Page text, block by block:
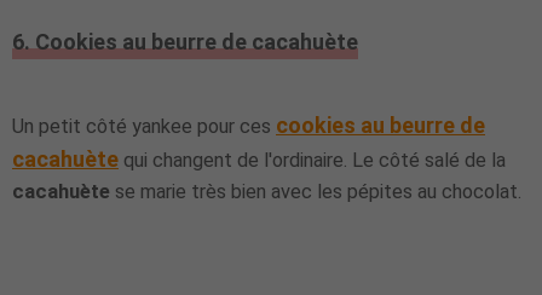
6. Cookies au beurre de cacahuète
Un petit côté yankee pour ces cookies au beurre de
cacahuète qui changent de l'ordinaire. Le côté salé de la
cacahuète se marie très bien avec les pépites au chocolat.